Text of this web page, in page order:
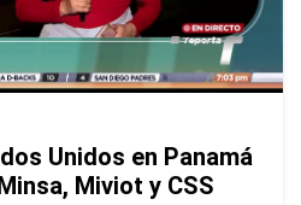
Unidos en Panamá
Miviot y CSS